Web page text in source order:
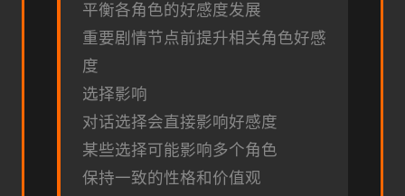
平衡各角色的好感度发展
重要剧情节点前提升相关角色好感
度
选择影响
对话选择会直接影响好感度
某些选择可能影响多个角色
保持一致的性格和价值观